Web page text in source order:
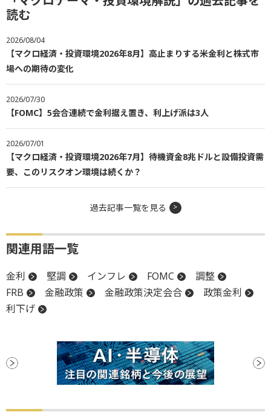
読む
2026/08/04
【マクロ経済・投資環境2026年8月】高止まりする米金利と株式市
場への期待の変化
2026/07/30
【FOMC】5会合連続で金利据え置き、利上げ派は3人
2026/07/01
【マクロ経済・投資環境2026年7月】待機資金8兆ドルと設備投資需
要、このリスクオン環境は続くか？
過去記事一覧を見る
関連用語一覧
金利 堅調 インフレ FOMC
調整
FRB
金融政策 金融政策決定会合
政策金利
利下げ